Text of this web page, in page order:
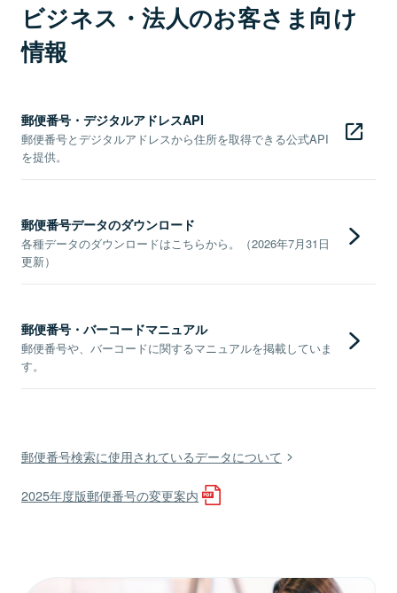
ビジネス・法人のお客さま向け
情報
郵便番号・デジタルアドレスAPI
郵便番号とデジタルアドレスから住所を取得できる公式API
を提供。
郵便番号データのダウンロード
各種データのダウンロードはこちらから。（2026年7月31日
更新）
郵便番号・バーコードマニュアル
郵便番号や、バーコードに関するマニュアルを掲載していま
す。
郵便番号検索に使用されているデータについて
2025年度版郵便番号の変更案内